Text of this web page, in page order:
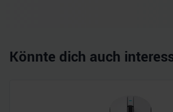
Könnte dich auch